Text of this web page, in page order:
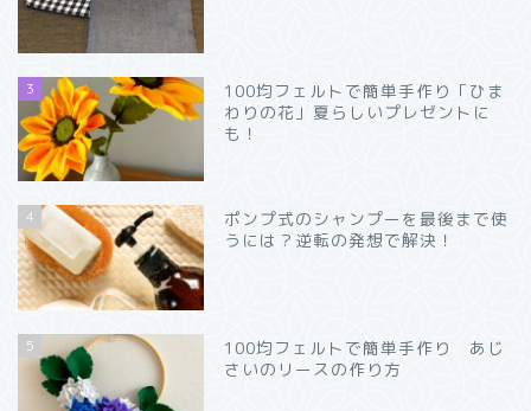
3
100均フェルトで簡単手作り「ひま
わりの花」夏らしいプレゼントに
も！
4
ポンプ式のシャンプーを最後まで使
うには？逆転の発想で解決！
5
100均フェルトで簡単手作り あじ
さいのリースの作り方